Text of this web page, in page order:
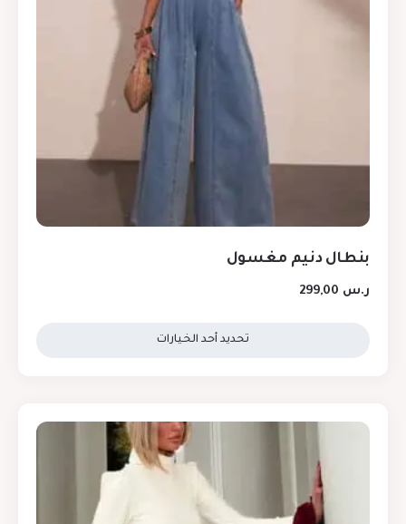
بنطال دنيم مغسول
ر.س
تحديد أحد الخيارات